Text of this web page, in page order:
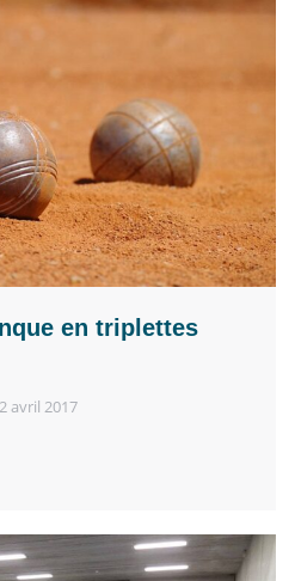
en triplettes
avril 2017